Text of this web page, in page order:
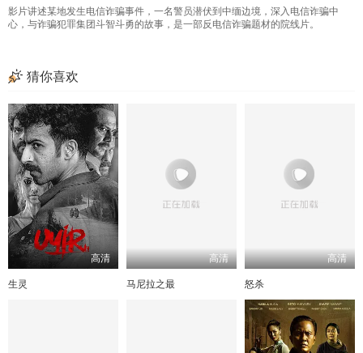
影片讲述某地发生电信诈骗事件，一名警员潜伏到中缅边境，深入电信诈骗中
心，与诈骗犯罪集团斗智斗勇的故事，是一部反电信诈骗题材的院线片。
猜你喜欢
高清
生灵
高清
马尼拉之最
高清
怒杀